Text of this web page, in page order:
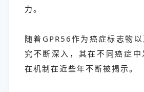
力。
随着GPR56作为癌症标志物
究不断深入，其在不同癌症
在机制在近些年不断被揭示。